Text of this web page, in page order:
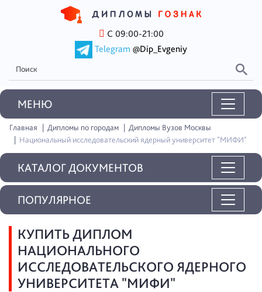
С 09:00-21:00
Telegram @Dip_Evgeniy
MEНЮ
Главная Дипломы по городам
Дипломы Вузов Москвы
Национальный исследовательский ядерный университет "МИФИ"
КАТАЛОГ ДОКУМЕНТОВ
КУПИТЬ ДИПЛОМ
НАЦИОНАЛЬНОГО
ИССЛЕДОВАТЕЛЬСКОГО ЯДЕРНОГО
УНИВЕРСИТЕТА "МИФИ"
ПОПУЛЯРНОЕ